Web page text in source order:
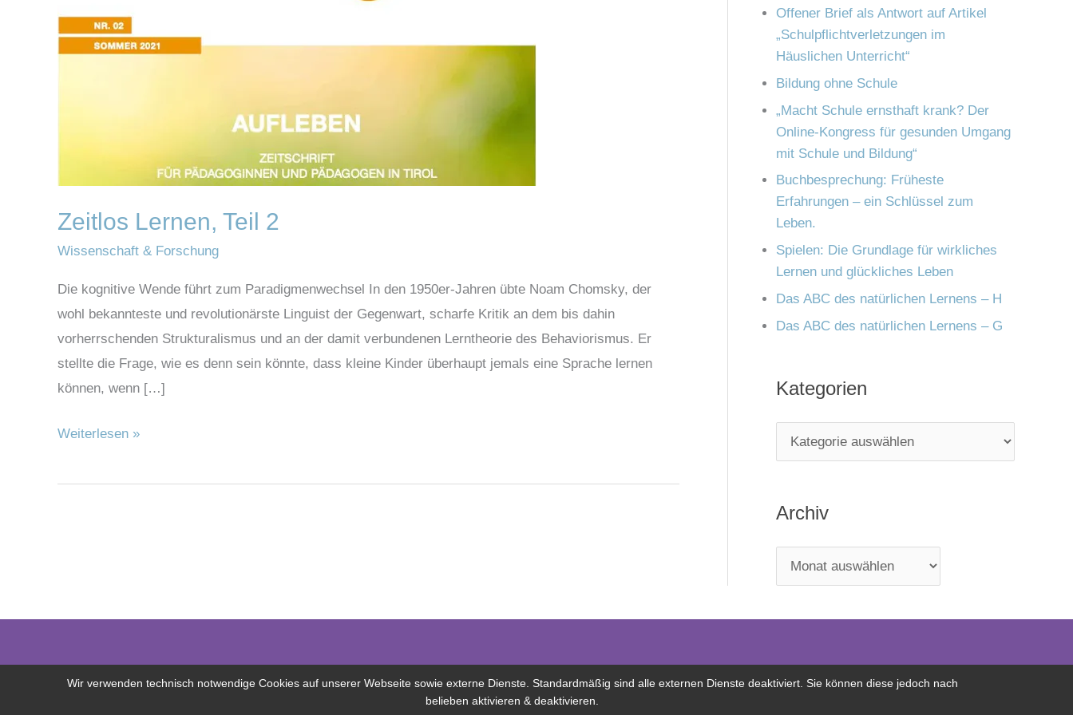
Zeitlos Lernen, Teil 2
Wissenschaft & Forschung
Die kognitive Wende führt zum Paradigmenwechsel In den 1950er-Jahren übte Noam Chomsky, der
wohl bekannteste und revolutionärste Linguist der Gegenwart, scharfe Kritik an dem bis dahin
vorherrschenden Strukturalismus und an der damit verbundenen Lerntheorie des Behaviorismus. Er
stellte die Frage, wie es denn sein könnte, dass kleine Kinder überhaupt jemals eine Sprache lernen
können, wenn […]
2
Weiterlesen »
h
:
Offener Brief als Antwort auf Artikel
„Schulpflichtverletzungen im
Häuslichen Unterricht“
Bildung ohne Schule
„Macht Schule ernsthaft krank? Der
Online-Kongress für gesunden Umgang
mit Schule und Bildung“
Buchbesprechung: Früheste
Erfahrungen – ein Schlüssel zum
Leben.
Spielen: Die Grundlage für wirkliches
Lernen und glückliches Leben
Das ABC des natürlichen Lernens – H
Das ABC des natürlichen Lernens – G
Kategorien
n
Archiv
Wir verwenden technisch notwendige Cookies auf unserer Webseite sowie externe Dienste. Standardmäßig sind alle externen Dienste deaktiviert. Sie können diese jedoch nach
belieben aktivieren & deaktivieren.